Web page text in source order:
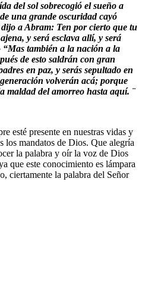
del sol sobrecogió el sueño a
una grande oscuridad cayó
a Abram: Ten por cierto que tu
y será esclava allí, y será
“Mas también a la nación a la
de esto saldrán con gran
en paz, y serás sepultado en
volverán acá; porque
maldad del amorreo hasta aquí. ¨
esté presente en nuestras vidas y
los mandatos de Dios. Que alegría
la palabra y oír la voz de Dios
que este conocimiento es lámpara
ciertamente la palabra del Señor